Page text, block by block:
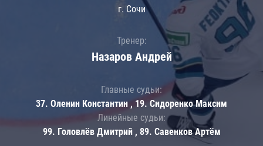
г. Сочи
Тренер:
Назаров Андрей
Главные судьи:
37. Оленин Константин , 19. Сидоренко Максим
Линейные судьи:
99. Головлёв Дмитрий , 89. Савенков Артём